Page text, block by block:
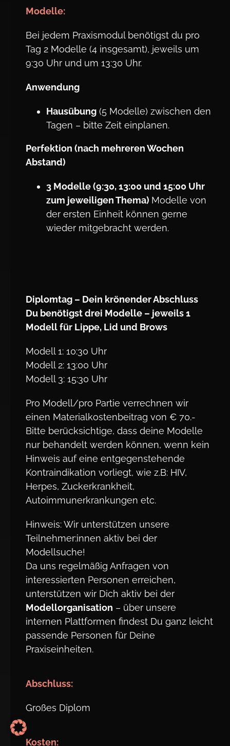
Modelle:
Bei jedem Praxismodul benötigst du pro
Tag 2 Modelle (4 insgesamt), jeweils um
9:30 Uhr und um 13:30 Uhr.
Anwendung
Hausübung(5 Modelle) zwischen den
Tagen – bitte Zeit einplanen.
Perfektion (nach mehreren Wochen
Abstand)
3 Modelle (9:30, 13:00 und 15:00 Uhr
zum jeweiligen Thema) Modelle von
der ersten Einheit können gerne
wieder mitgebracht werden.
Diplomtag – Dein krönender Abschluss
Du benötigst drei Modelle – jeweils 1
Modell für Lippe, Lid und Brows
Modell 1: 10:30 Uhr
Modell 2: 13:00 Uhr
Modell 3: 15:30 Uhr
Pro Modell/pro Partie verrechnen wir
einen Materialkostenbeitrag von € 70.-
Bitte berücksichtige, dass deine Modelle
nur behandelt werden können, wenn kein
Hinweis auf eine entgegenstehende
Kontraindikation vorliegt, wie z.B: HIV,
Herpes, Zuckerkrankheit,
Autoimmunerkrankungen etc.
Hinweis: Wir unterstützen unsere
Teilnehmer:innen aktiv bei der
Modellsuche!
Da uns regelmäßig Anfragen von
interessierten Personen erreichen,
unterstützen wir Dich aktiv bei der
Modellorganisation – über unsere
internen Plattformen findest Du ganz leicht
passende Personen für Deine
Praxiseinheiten.
Abschluss:
Großes Diplom
Kosten: